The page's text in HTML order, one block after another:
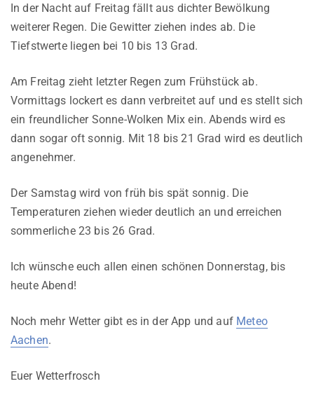
In der Nacht auf Freitag fällt aus dichter Bewölkung
weiterer Regen. Die Gewitter ziehen indes ab. Die
Tiefstwerte liegen bei 10 bis 13 Grad.
Am Freitag zieht letzter Regen zum Frühstück ab.
Vormittags lockert es dann verbreitet auf und es stellt sich
ein freundlicher Sonne-Wolken Mix ein. Abends wird es
dann sogar oft sonnig. Mit 18 bis 21 Grad wird es deutlich
angenehmer.
Der Samstag wird von früh bis spät sonnig. Die
Temperaturen ziehen wieder deutlich an und erreichen
sommerliche 23 bis 26 Grad.
Ich wünsche euch allen einen schönen Donnerstag, bis
heute Abend!
Noch mehr Wetter gibt es in der App und auf Meteo
Aachen.
Euer Wetterfrosch